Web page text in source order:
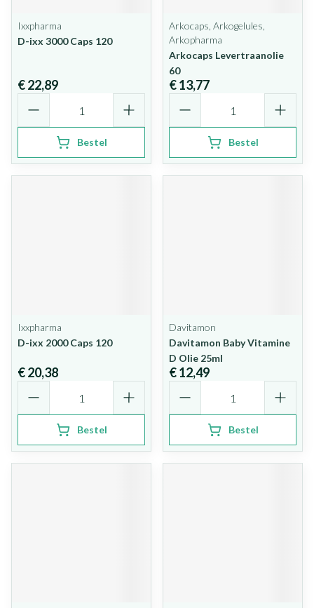
Ixxpharma
D-ixx 3000 Caps 120
€ 22,89
Bestel
Arkocaps, Arkogelules,
Arkopharma
Arkocaps Levertraanolie
60
€ 13,77
Bestel
Ixxpharma
D-ixx 2000 Caps 120
€ 20,38
Bestel
Davitamon
Davitamon Baby Vitamine
D Olie 25ml
€ 12,49
Bestel